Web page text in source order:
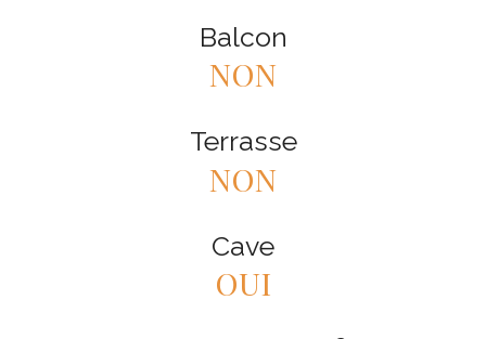
Balcon
NON
Terrasse
NON
Cave
OUI